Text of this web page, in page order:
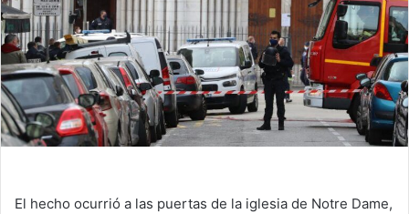
El hecho ocurrió a las puertas de la iglesia de Notre Dame,